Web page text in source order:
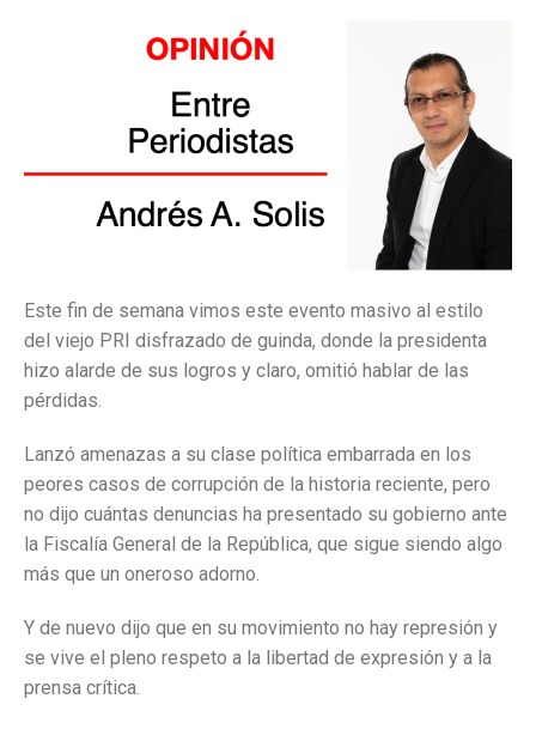
Este fin de semana vimos este evento masivo al estilo
del viejo PRI disfrazado de guinda, donde la presidenta
hizo alarde de sus logros y claro, omitió hablar de las
pérdidas.
Lanzó amenazas a su clase política embarrada en los
peores casos de corrupción de la historia reciente, pero
no dijo cuántas denuncias ha presentado su gobierno ante
la Fiscalía General de la República, que sigue siendo algo
más que un oneroso adorno.
Y de nuevo dijo que en su movimiento no hay represión y
se vive el pleno respeto a la libertad de expresión y a la
prensa crítica.